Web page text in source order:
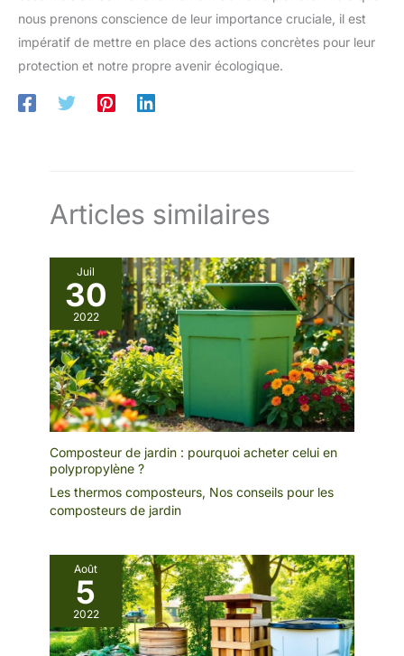
nous prenons conscience de leur importance cruciale, il est
impératif de mettre en place des actions concrètes pour leur
protection et notre propre avenir écologique.
Articles similaires
Juil
30
2022
Composteur de jardin : pourquoi acheter celui en
polypropylène ?
Les thermos composteurs, Nos conseils pour les
composteurs de jardin
Août
5
2022